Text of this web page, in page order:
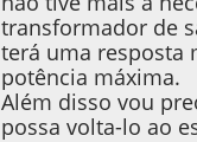
transformador de
terá uma resposta
potência máxima.
Além disso vou
possa volta-lo ao